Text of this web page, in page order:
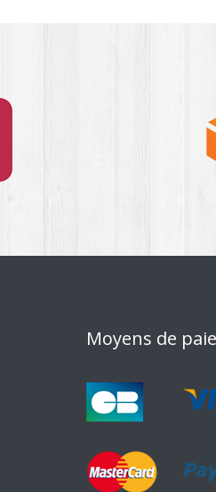
Moyens de